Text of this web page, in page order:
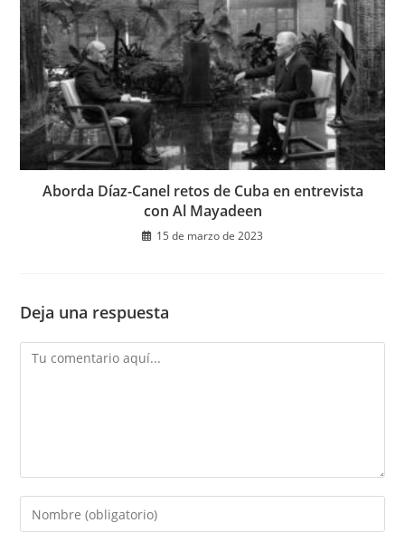
Aborda Díaz-Canel retos de Cuba en entrevista
con Al Mayadeen
15 de marzo de 2023
Deja una respuesta
Comentario
Introduce
tu